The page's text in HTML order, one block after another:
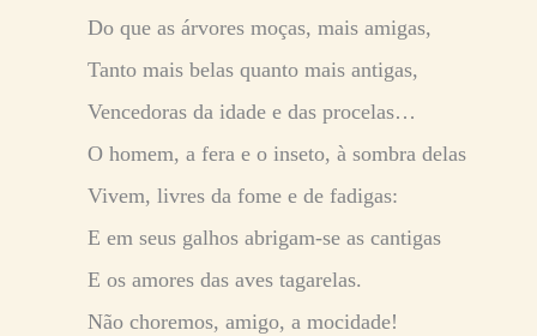
Do que as árvores moças, mais amigas,
Tanto mais belas quanto mais antigas,
Vencedoras da idade e das procelas…
O homem, a fera e o inseto, à sombra delas
Vivem, livres da fome e de fadigas:
E em seus galhos abrigam-se as cantigas
E os amores das aves tagarelas.
Não choremos, amigo, a mocidade!